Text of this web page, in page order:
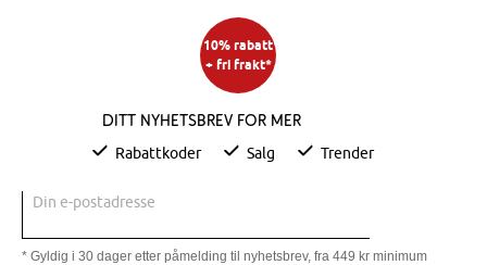
10% rabatt
+ fri frakt*
Ditt nyhetsbrev for mer
Rabattkoder Salg Trender
Din e-postadresse
* Gyldig i 30 dager etter påmelding til nyhetsbrev, fra 449 kr minimum